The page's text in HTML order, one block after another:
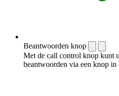
Beantwoorden knop
Met de call control knop kunt
beantwoorden via een knop